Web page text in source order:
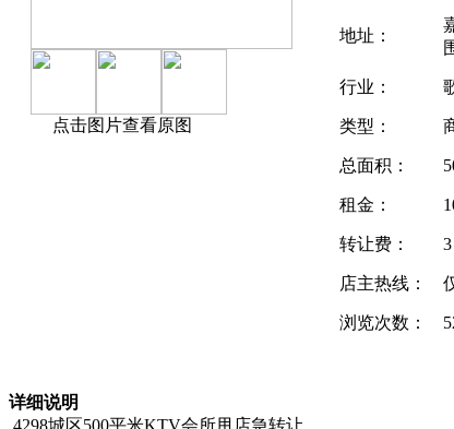
点击图片查看原图
地址：
行业：
类型：
总面积：
租金：
转让费：
店主热线：
浏览次数：
详细说明
4298城区500平米KTV会所甩店急转让